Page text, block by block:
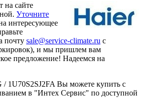
на сайте
Уточните
интересующее
почту sale@service-climate.ru с
и мы пришлем вам
предложение! Надеемся на
/ 1U70S2SJ2FA Вы можете купить с
в "Интех Сервис" по доступной